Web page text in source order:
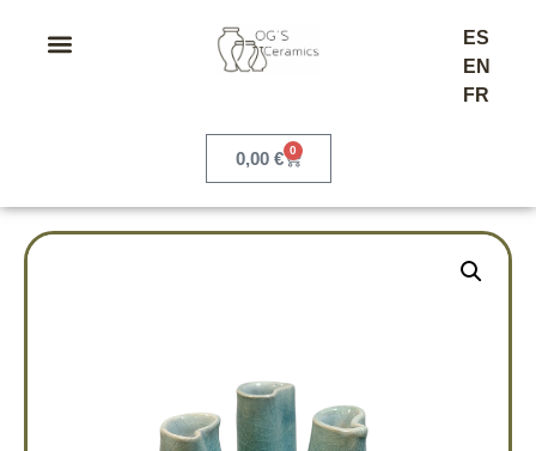
ES
EN
FR
0,00 € 0